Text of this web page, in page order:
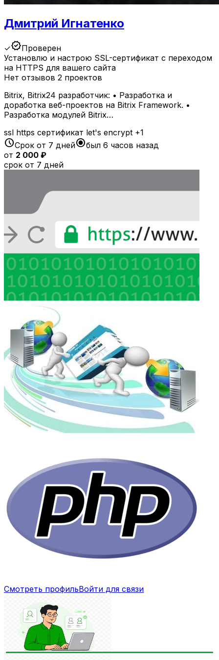
Дмитрий Игнатенко
✓verifiedПроверен
Установлю и настрою SSL-сертификат с переходом
на HTTPS для вашего сайта
Нет отзывов 2 проектов
Bitrix, Bitrix24 разработчик: • Разработка и
доработка веб-проектов на Bitrix Framework. •
Разработка модулей Bitrix…
ssl https сертификат let's encrypt +1
scheduleСрок от 7 днейradio_button_checkedбыл 6 часов назад
от 2 000 ₽
срок от 7 дней
Смотреть профильВойти для связи